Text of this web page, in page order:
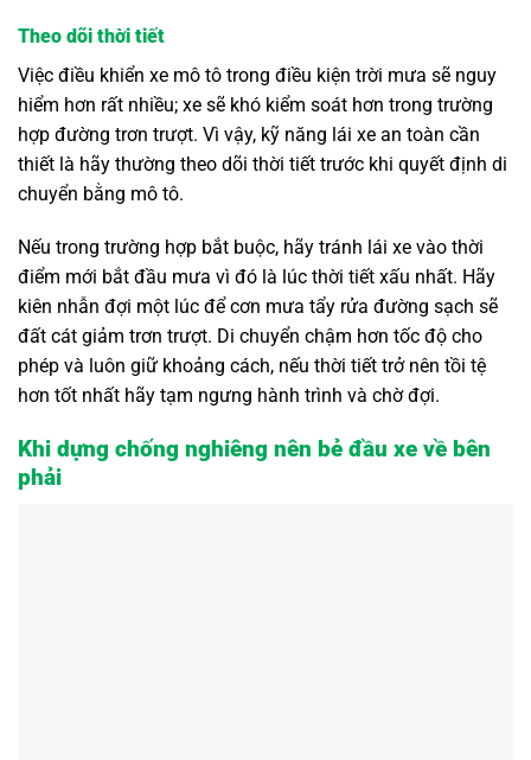
Theo dõi thời tiết
Việc điều khiển xe mô tô trong điều kiện trời mưa sẽ nguy
hiểm hơn rất nhiều; xe sẽ khó kiểm soát hơn trong trường
hợp đường trơn trượt. Vì vậy, kỹ năng lái xe an toàn cần
thiết là hãy thường theo dõi thời tiết trước khi quyết định di
chuyển bằng mô tô.
Nếu trong trường hợp bắt buộc, hãy tránh lái xe vào thời
điểm mới bắt đầu mưa vì đó là lúc thời tiết xấu nhất. Hãy
kiên nhẫn đợi một lúc để cơn mưa tẩy rửa đường sạch sẽ
đất cát giảm trơn trượt. Di chuyển chậm hơn tốc độ cho
phép và luôn giữ khoảng cách, nếu thời tiết trở nên tồi tệ
hơn tốt nhất hãy tạm ngưng hành trình và chờ đợi.
Khi dựng chống nghiêng nên bẻ đầu xe về bên
phải